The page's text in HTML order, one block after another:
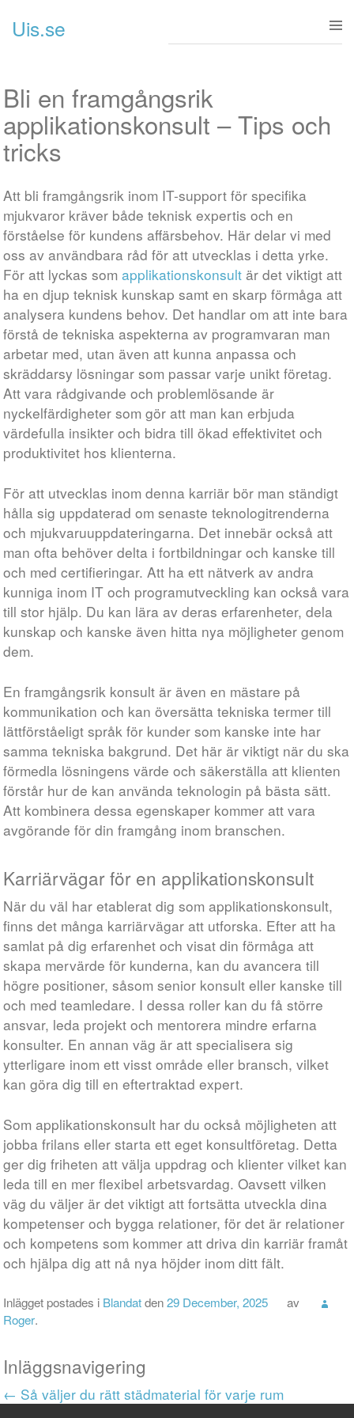
Uis.se
Bli en framgångsrik
applikationskonsult – Tips och
tricks
Att bli framgångsrik inom IT-support för specifika
mjukvaror kräver både teknisk expertis och en
förståelse för kundens affärsbehov. Här delar vi med
oss av användbara råd för att utvecklas i detta yrke.
För att lyckas somapplikationskonsult är det viktigt att
ha en djup teknisk kunskap samt en skarp förmåga att
analysera kundens behov. Det handlar om att inte bara
förstå de tekniska aspekterna av programvaran man
arbetar med, utan även att kunna anpassa och
skräddarsy lösningar som passar varje unikt företag.
Att vara rådgivande och problemlösande är
nyckelfärdigheter som gör att man kan erbjuda
värdefulla insikter och bidra till ökad effektivitet och
produktivitet hos klienterna.
För att utvecklas inom denna karriär bör man ständigt
hålla sig uppdaterad om senaste teknologitrenderna
och mjukvaruuppdateringarna. Det innebär också att
man ofta behöver delta i fortbildningar och kanske till
och med certifieringar. Att ha ett nätverk av andra
kunniga inom IT och programutveckling kan också vara
till stor hjälp. Du kan lära av deras erfarenheter, dela
kunskap och kanske även hitta nya möjligheter genom
dem.
En framgångsrik konsult är även en mästare på
kommunikation och kan översätta tekniska termer till
lättförståeligt språk för kunder som kanske inte har
samma tekniska bakgrund. Det här är viktigt när du ska
förmedla lösningens värde och säkerställa att klienten
förstår hur de kan använda teknologin på bästa sätt.
Att kombinera dessa egenskaper kommer att vara
avgörande för din framgång inom branschen.
Karriärvägar för en applikationskonsult
När du väl har etablerat dig som applikationskonsult,
finns det många karriärvägar att utforska. Efter att ha
samlat på dig erfarenhet och visat din förmåga att
skapa mervärde för kunderna, kan du avancera till
högre positioner, såsom senior konsult eller kanske till
och med teamledare. I dessa roller kan du få större
ansvar, leda projekt och mentorera mindre erfarna
konsulter. En annan väg är att specialisera sig
ytterligare inom ett visst område eller bransch, vilket
kan göra dig till en eftertraktad expert.
Som applikationskonsult har du också möjligheten att
jobba frilans eller starta ett eget konsultföretag. Detta
ger dig friheten att välja uppdrag och klienter vilket kan
leda till en mer flexibel arbetsvardag. Oavsett vilken
väg du väljer är det viktigt att fortsätta utveckla dina
kompetenser och bygga relationer, för det är relationer
och kompetens som kommer att driva din karriär framåt
och hjälpa dig att nå nya höjder inom ditt fält.
Inlägget postades i Blandatden29 December, 2025
av
Roger.
Inläggsnavigering
← Så väljer du rätt städmaterial för varje rum